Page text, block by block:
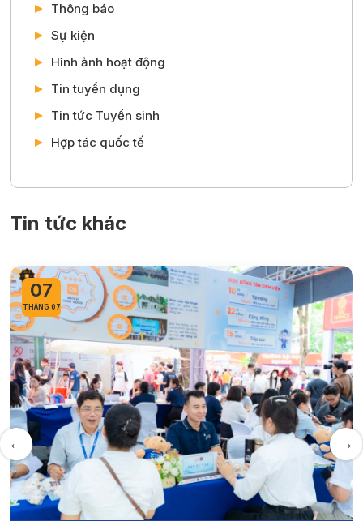
Thông báo
Sự kiện
Hình ảnh hoạt động
Tin tuyển dụng
Tin tức Tuyển sinh
Hợp tác quốc tế
Tin tức khác
06
THÁNG 07